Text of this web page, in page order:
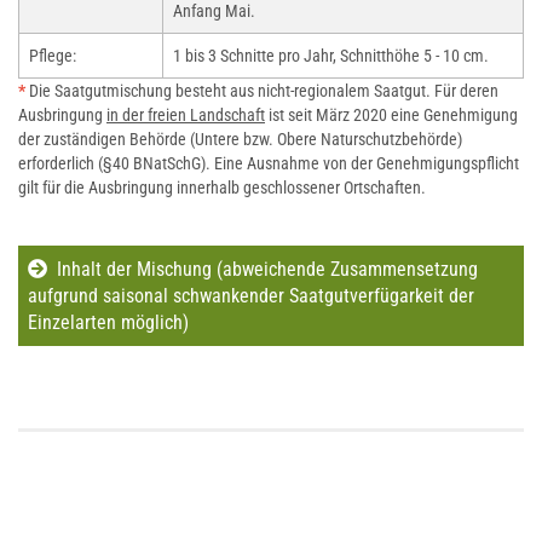
Anfang Mai.
Pflege:
1 bis 3 Schnitte pro Jahr, Schnitthöhe 5 - 10 cm.
* Die Saatgutmischung besteht aus nicht-regionalem Saatgut. Für deren
Ausbringung in der freien Landschaft ist seit März 2020 eine Genehmigung
der zuständigen Behörde (Untere bzw. Obere Naturschutzbehörde)
erforderlich (§40 BNatSchG). Eine Ausnahme von der Genehmigungspflicht
gilt für die Ausbringung innerhalb geschlossener Ortschaften.
Inhalt der Mischung (abweichende Zusammensetzung
aufgrund saisonal schwankender Saatgutverfügarkeit der
Einzelarten möglich)